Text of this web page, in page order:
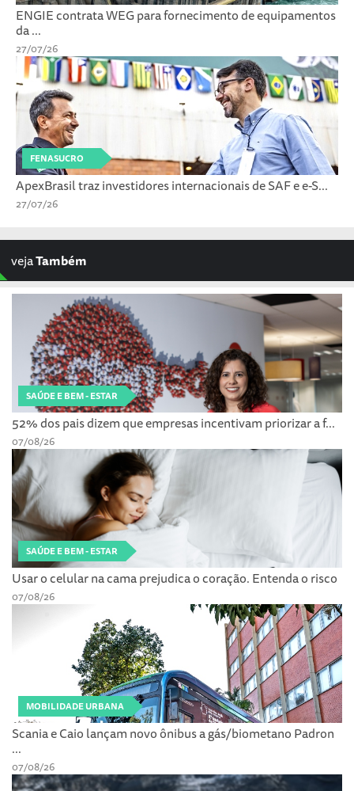
ENGIE contrata WEG para fornecimento de equipamentos
da ...
27/07/26
FENASUCRO
ApexBrasil traz investidores internacionais de SAF e e-S...
27/07/26
vejaTambém
SAÚDE E BEM - ESTAR
52% dos pais dizem que empresas incentivam priorizar a f...
07/08/26
SAÚDE E BEM - ESTAR
Usar o celular na cama prejudica o coração. Entenda o risco
07/08/26
MOBILIDADE URBANA
Scania e Caio lançam novo ônibus a gás/biometano Padron
...
07/08/26